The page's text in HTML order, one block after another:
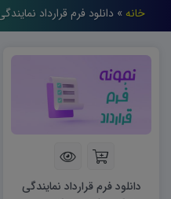
خانه » دانلود فرم قرارداد
دانلود فرم قرارداد نمایندگی